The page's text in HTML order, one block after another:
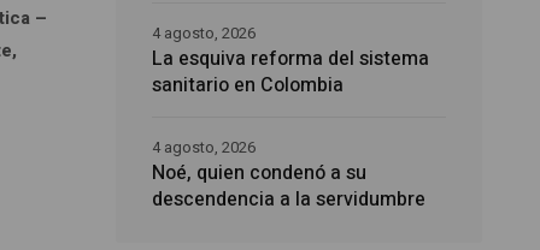
–
La esquiva reforma del sistema
sanitario en Colombia
4 agosto, 2026
Noé, quien condenó a su
descendencia a la servidumbre
4 agosto, 2026